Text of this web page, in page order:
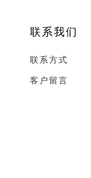
联系我们
联系方式
客户留言